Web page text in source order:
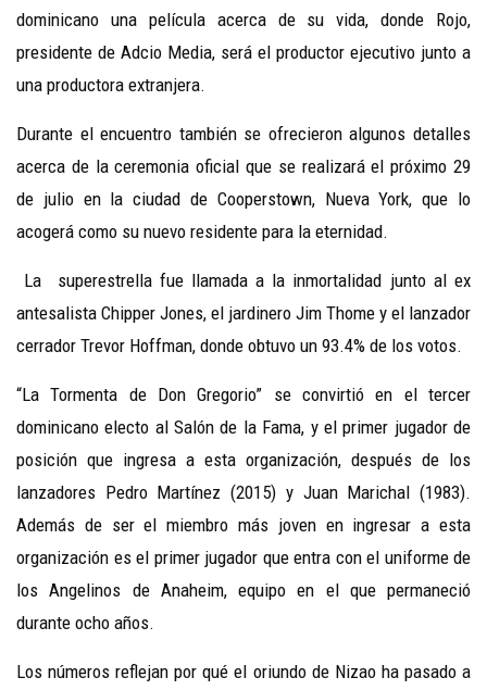
dominicano una película acerca de su vida, donde Rojo,
presidente de Adcio Media, será el productor ejecutivo junto a
una productora extranjera.
Durante el encuentro también se ofrecieron algunos detalles
acerca de la ceremonia oficial que se realizará el próximo 29
de julio en la ciudad de Cooperstown, Nueva York, que lo
acogerá como su nuevo residente para la eternidad.
La superestrella fue llamada a la inmortalidad junto al ex
antesalista Chipper Jones, el jardinero Jim Thome y el lanzador
cerrador Trevor Hoffman, donde obtuvo un 93.4% de los votos.
“La Tormenta de Don Gregorio” se convirtió en el tercer
dominicano electo al Salón de la Fama, y el primer jugador de
posición que ingresa a esta organización, después de los
lanzadores Pedro Martínez (2015) y Juan Marichal (1983).
Además de ser el miembro más joven en ingresar a esta
organización es el primer jugador que entra con el uniforme de
los Angelinos de Anaheim, equipo en el que permaneció
durante ocho años.
Los números reflejan por qué el oriundo de Nizao ha pasado a